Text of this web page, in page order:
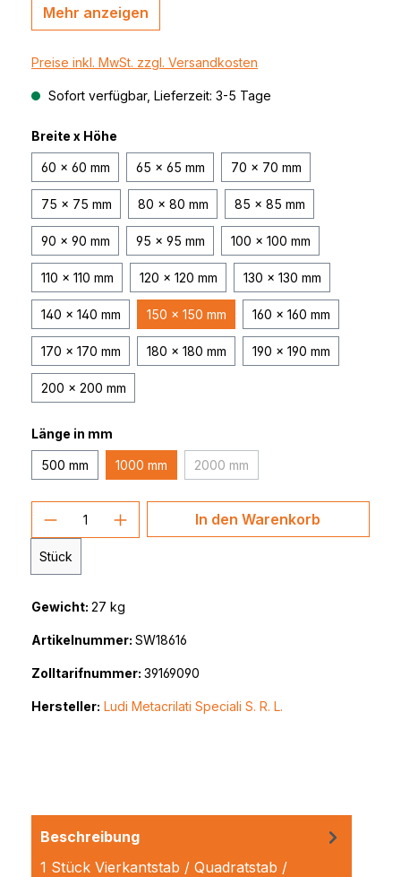
Mehr anzeigen
Preise inkl. MwSt. zzgl. Versandkosten
Sofort verfügbar, Lieferzeit: 3-5 Tage
Breite x Höhe
60 x 60 mm 65 x 65 mm 70 x 70 mm
75 x 75 mm 80 x 80 mm 85 x 85 mm
90 x 90 mm 95 x 95 mm 100 x 100 mm
110 x 110 mm 120 x 120 mm 130 x 130 mm
140 x 140 mm 150 x 150 mm 160 x 160 mm
170 x 170 mm 180 x 180 mm 190 x 190 mm
200 x 200 mm
Länge in mm
500 mm 1000 mm 2000 mm(Diese Option ist zurzeit nicht
Produkt Anzahl: Gib den
Stück
In den Warenkorb
Gewicht: 27 kg
Artikelnummer: SW18616
Zolltarifnummer: 39169090
Hersteller: Ludi Metacrilati Speciali S. R. L.
Beschreibung
1 Stück Vierkantstab / Quadratstab /